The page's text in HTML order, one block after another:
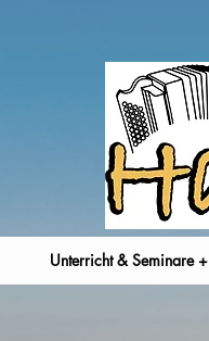
Unterricht & Seminare +